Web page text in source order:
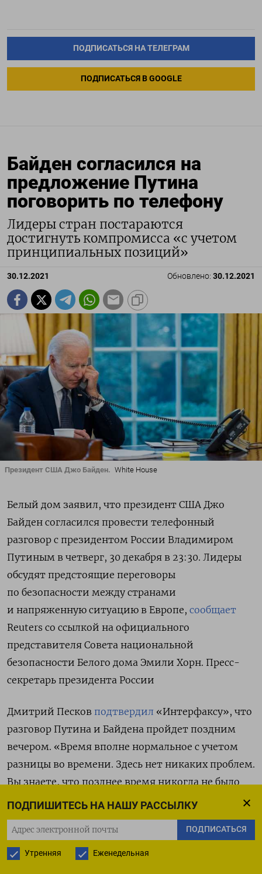
ПОДПИШИТЕСЬ НА НАШУ РАССЫЛКУ
ПОДПИСАТЬСЯ
Утренняя Еженедельная
ПОДПИСАТЬСЯ НА ТЕЛЕГРАМ
ПОДПИСАТЬСЯ В GOOGLE
Байден согласился на
предложение Путина
поговорить по телефону
Лидеры стран постараются
достигнуть компромисса «с учетом
принципиальных позиций»
30.12.2021 Обновлено: 30.12.2021
Президент США Джо Байден. White House
Белый дом заявил, что президент США Джо
Байден согласился провести телефонный
разговор с президентом России Владимиром
Путиным в четверг, 30 декабря в 23:30. Лидеры
обсудят предстоящие переговоры
по безопасности между странами
и напряженную ситуацию в Европе, сообщает
Reuters со ссылкой на официального
представителя Совета национальной
безопасности Белого дома Эмили Хорн. Пресс-
секретарь президента России
Дмитрий Песков подтвердил «Интерфаксу», что
разговор Путина и Байдена пройдет поздним
вечером. «Время вполне нормальное с учетом
разницы во времени. Здесь нет никаких проблем.
Вы знаете, что позднее время никогда не было
проблемой для российского президента», —
пояснилпресс-секретарь.
По его словам, со времени предыдущего